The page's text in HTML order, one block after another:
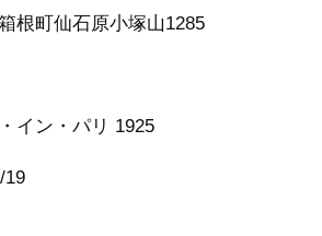
根町仙石原小塚山1285
イン・パリ 1925
19